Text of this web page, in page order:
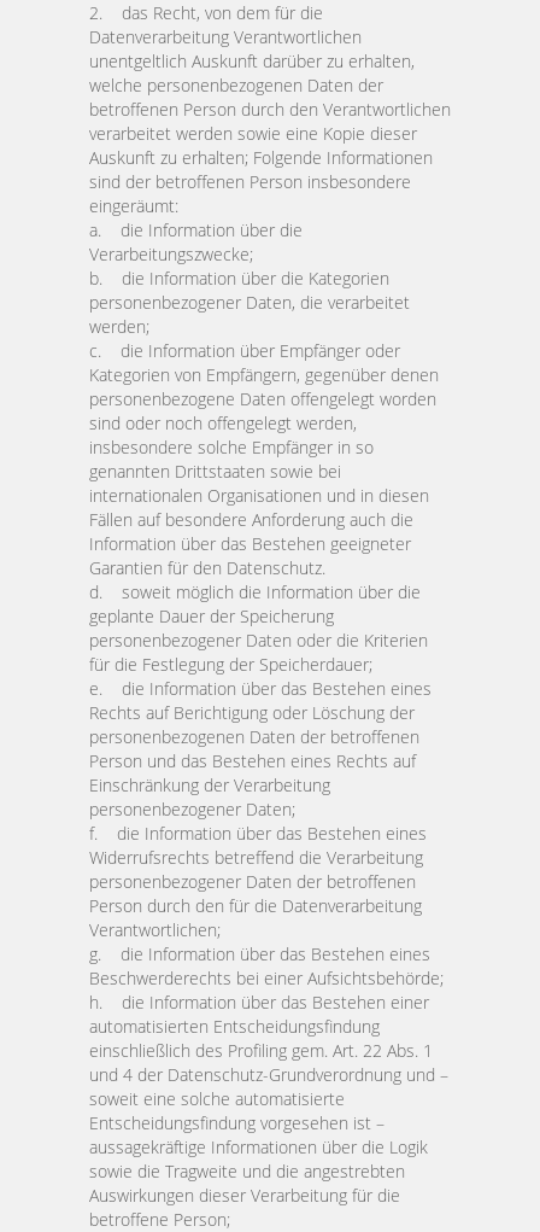
2. das Recht, von dem für die
Datenverarbeitung Verantwortlichen
unentgeltlich Auskunft darüber zu erhalten,
welche personenbezogenen Daten der
betroffenen Person durch den Verantwortlichen
verarbeitet werden sowie eine Kopie dieser
Auskunft zu erhalten; Folgende Informationen
sind der betroffenen Person insbesondere
eingeräumt:
a. die Information über die
Verarbeitungszwecke;
b. die Information über die Kategorien
personenbezogener Daten, die verarbeitet
werden;
c. die Information über Empfänger oder
Kategorien von Empfängern, gegenüber denen
personenbezogene Daten offengelegt worden
sind oder noch offengelegt werden,
insbesondere solche Empfänger in so
genannten Drittstaaten sowie bei
internationalen Organisationen und in diesen
Fällen auf besondere Anforderung auch die
Information über das Bestehen geeigneter
Garantien für den Datenschutz.
d. soweit möglich die Information über die
geplante Dauer der Speicherung
personenbezogener Daten oder die Kriterien
für die Festlegung der Speicherdauer;
e. die Information über das Bestehen eines
Rechts auf Berichtigung oder Löschung der
personenbezogenen Daten der betroffenen
Person und das Bestehen eines Rechts auf
Einschränkung der Verarbeitung
personenbezogener Daten;
f. die Information über das Bestehen eines
Widerrufsrechts betreffend die Verarbeitung
personenbezogener Daten der betroffenen
Person durch den für die Datenverarbeitung
Verantwortlichen;
g. die Information über das Bestehen eines
Beschwerderechts bei einer Aufsichtsbehörde;
h. die Information über das Bestehen einer
automatisierten Entscheidungsfindung
einschließlich des Profiling gem. Art. 22 Abs. 1
und 4 der Datenschutz-Grundverordnung und –
soweit eine solche automatisierte
Entscheidungsfindung vorgesehen ist –
aussagekräftige Informationen über die Logik
sowie die Tragweite und die angestrebten
Auswirkungen dieser Verarbeitung für die
betroffene Person;